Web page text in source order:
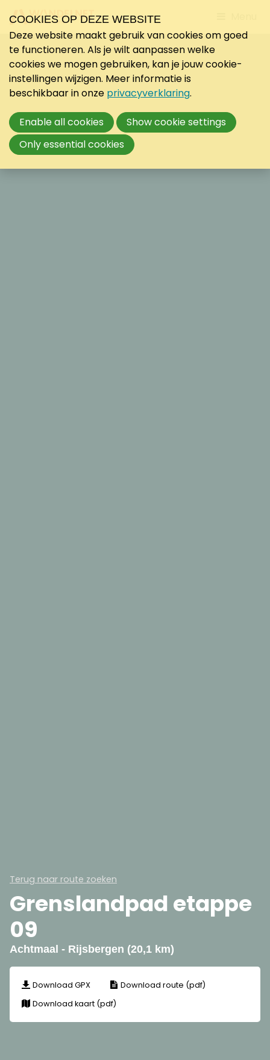
to
Terug naar route zoeken
Grenslandpad etappe
09
Achtmaal - Rijsbergen (20,1 km)
Download GPX
Download route (pdf)
Download kaart (pdf)
COOKIES OP DEZE WEBSITE
Deze website maakt gebruik van cookies om goed
te functioneren. Als je wilt aanpassen welke
cookies we mogen gebruiken, kan je jouw cookie-
instellingen wijzigen. Meer informatie is
beschikbaar in onze privacyverklaring.
Enable all cookies
Show cookie settings
Only essential cookies